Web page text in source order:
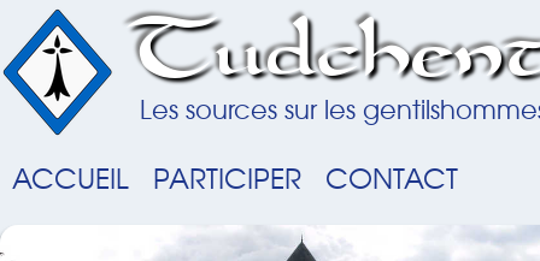
Les sources sur les
ACCUEIL PARTICIPER CONTACT